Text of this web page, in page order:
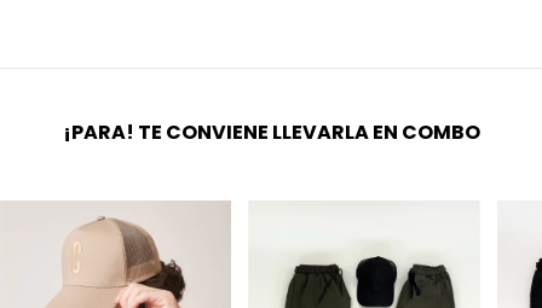
¡PARA! TE CONVIENE LLEVARLA EN COMBO